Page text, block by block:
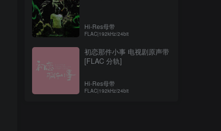
Hi-Res母带
FLAC|192kHz/24bit
初恋那件小事 电视剧原声带
[FLAC 分轨]
Hi-Res母带
FLAC|192kHz/24bit